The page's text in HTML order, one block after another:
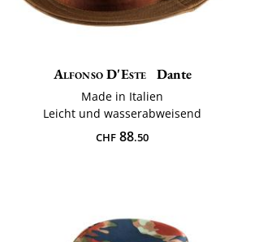
Alfonso D'Este Dante
Made in Italien
Leicht und wasserabweisend
CHF 88.50